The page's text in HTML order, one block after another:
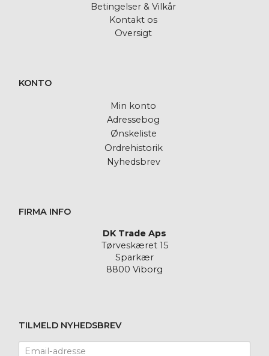
Betingelser & Vilkår
Kontakt os
Oversigt
KONTO
Min konto
Adressebog
Ønskeliste
Ordrehistorik
Nyhedsbrev
FIRMA INFO
DK Trade Aps
Tørveskæret 15
Sparkær
8800 Viborg
TILMELD NYHEDSBREV